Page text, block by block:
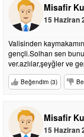
Misafir
15 Haziran
Valisinden
gençli.Solhan sen
ver.azlılar,şeyğler ve
Beğendim (3)
Misafir
15 Haziran